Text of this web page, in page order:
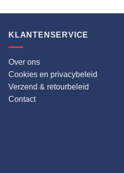
KLANTENSERVICE
Over ons
Cookies en privacybeleid
Verzend & retourbeleid
Contact